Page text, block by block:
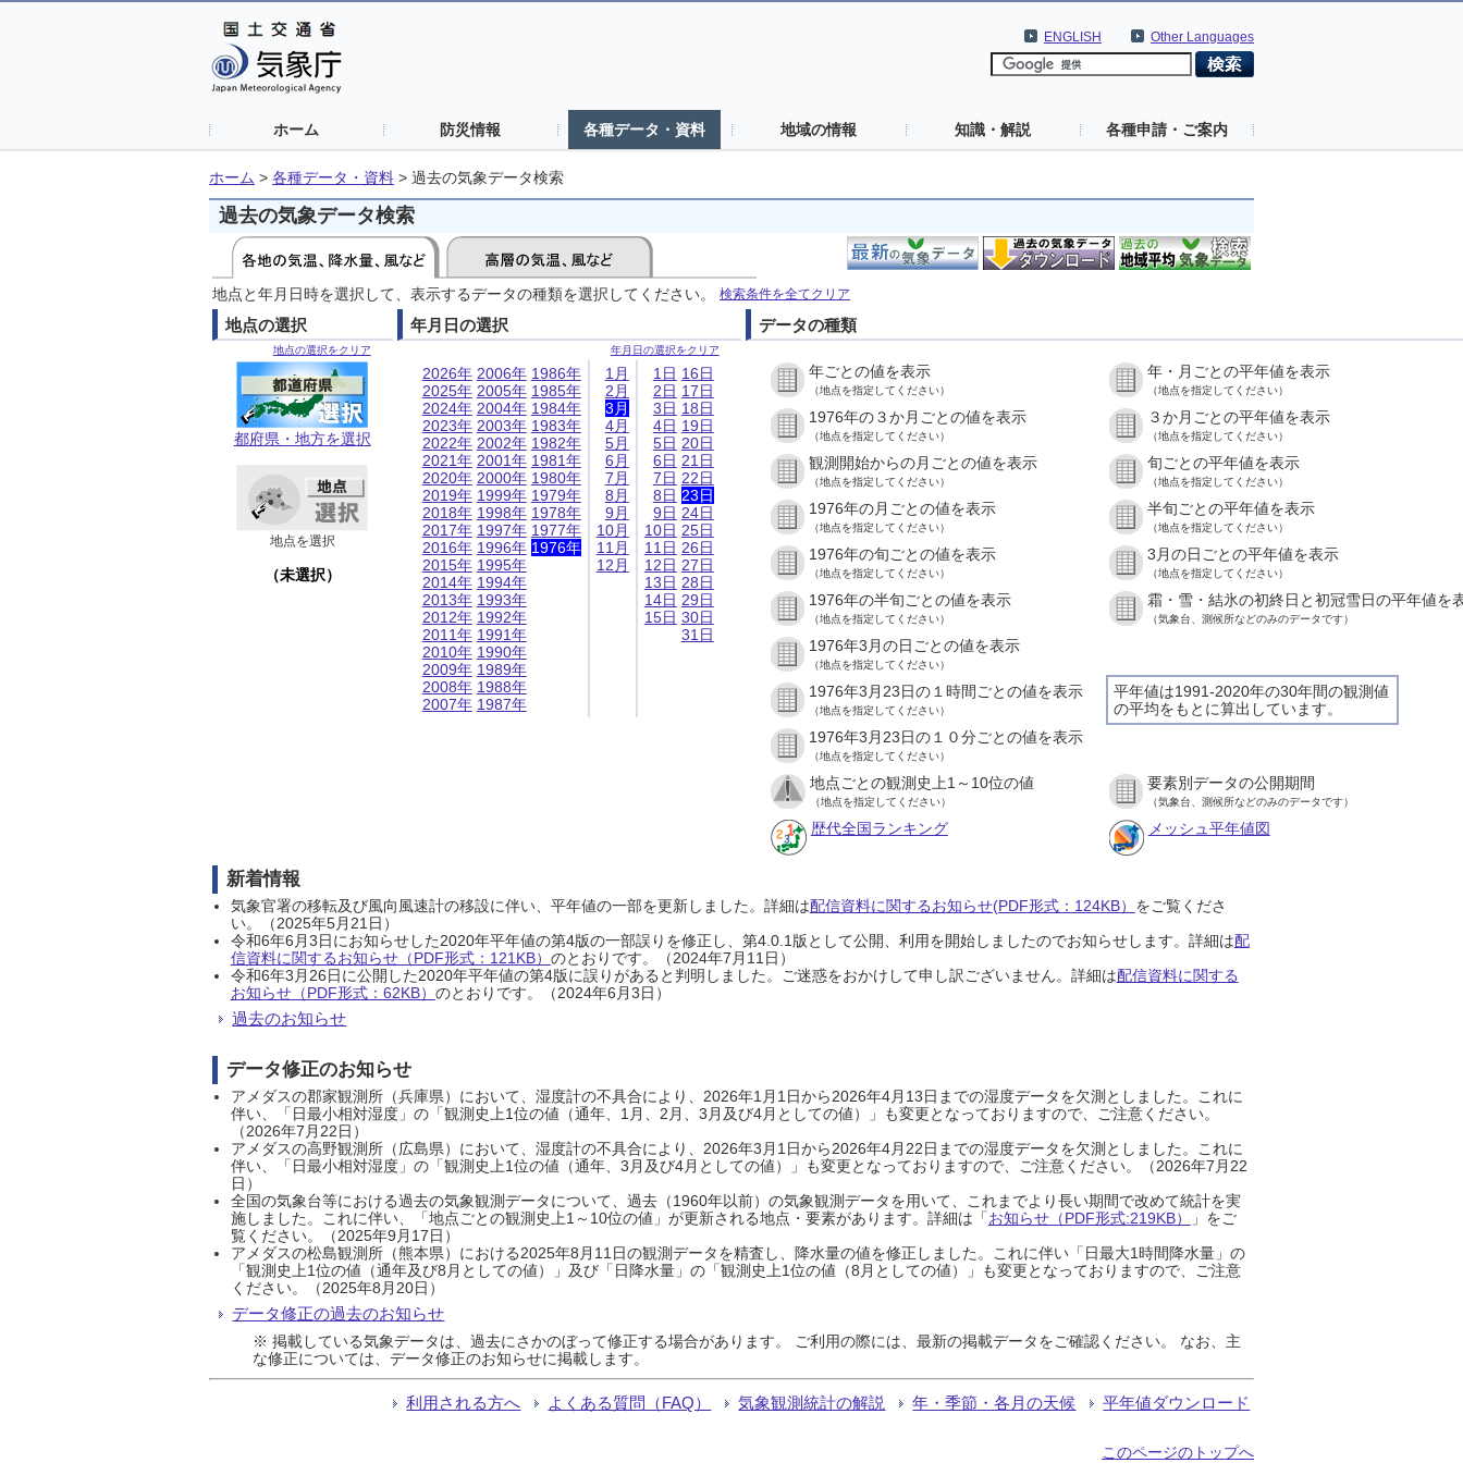
Other Languages
ENGLISH
ホーム 防災情報 各種データ・資料 地域の情報 知識・解説 各種申請・ご案内
ホーム > 各種データ・資料 > 過去の気象データ検索
過去の気象データ検索
地点と年月日時を選択して、表示するデータの種類を選択してください。 検索条件を全てクリア
地点の選択
地点の選択をクリア
都府県・地方を選択
地点を選択
（未選択）
年月日の選択
年月日の選択をクリア
2026年
2025年
2024年
2023年
2022年
2021年
2020年
2019年
2018年
2017年
2016年
2015年
2014年
2013年
2012年
2011年
2010年
2009年
2008年
2007年
2006年
2005年
2004年
2003年
2002年
2001年
2000年
1999年
1998年
1997年
1996年
1995年
1994年
1993年
1992年
1991年
1990年
1989年
1988年
1987年
1986年
1985年
1984年
1983年
1982年
1981年
1980年
1979年
1978年
1977年
1976年
1月
2月
3月
4月
5月
6月
7月
8月
9月
10月
11月
12月
1日
2日
3日
4日
5日
6日
7日
8日
9日
10日
11日
12日
13日
14日
15日
16日
17日
18日
19日
20日
21日
22日
23日
24日
25日
26日
27日
28日
29日
30日
31日
データの種類
年ごとの値を表示
（地点を指定してください）
年・月ごとの平年値を表示
（地点を指定してください）
1976年の３か月ごとの値を表示
（地点を指定してください）
３か月ごとの平年値を表示
（地点を指定してください）
観測開始からの月ごとの値を表示
（地点を指定してください）
旬ごとの平年値を表示
（地点を指定してください）
1976年の月ごとの値を表示
（地点を指定してください）
半旬ごとの平年値を表示
（地点を指定してください）
1976年の旬ごとの値を表示
（地点を指定してください）
3月の日ごとの平年値を表示
（地点を指定してください）
1976年の半旬ごとの値を表示
（地点を指定してください）
霜・雪・結氷の初終日と初冠雪日の平年値を
（気象台、測候所などのみのデータです）
1976年3月の日ごとの値を表示
（地点を指定してください）
平年値は1991-2020年の30年間の観測値
の平均をもとに算出しています。
1976年3月23日の１時間ごとの値を表示
（地点を指定してください）
1976年3月23日の１０分ごとの値を表示
（地点を指定してください）
地点ごとの観測史上1～10位の値
（地点を指定してください）
要素別データの公開期間
（気象台、測候所などのみのデータです）
歴代全国ランキング メッシュ平年値図
新着情報
気象官署の移転及び風向風速計の移設に伴い、平年値の一部を更新しました。詳細は配信資料に関するお知らせ(PDF形式：124KB） をご覧くださ
い。（2025年5月21日）
令和6年6月3日にお知らせした2020年平年値の第4版の一部誤りを修正し、第4.0.1版として公開、利用を開始しましたのでお知らせします。詳細は配
信資料に関するお知らせ（PDF形式：121KB） のとおりです。（2024年7月11日）
令和6年3月26日に公開した2020年平年値の第4版に誤りがあると判明しました。ご迷惑をおかけして申し訳ございません。詳細は配信資料に関する
お知らせ（PDF形式：62KB） のとおりです。（2024年6月3日）
過去のお知らせ
データ修正のお知らせ
アメダスの郡家観測所（兵庫県）において、湿度計の不具合により、2026年1月1日から2026年4月13日までの湿度データを欠測としました。これに
伴い、「日最小相対湿度」の「観測史上1位の値（通年、1月、2月、3月及び4月としての値）」も変更となっておりますので、ご注意ください。
（2026年7月22日）
アメダスの高野観測所（広島県）において、湿度計の不具合により、2026年3月1日から2026年4月22日までの湿度データを欠測としました。これに
伴い、「日最小相対湿度」の「観測史上1位の値（通年、3月及び4月としての値）」も変更となっておりますので、ご注意ください。（2026年7月22
日）
全国の気象台等における過去の気象観測データについて、過去（1960年以前）の気象観測データを用いて、これまでより長い期間で改めて統計を実
施しました。これに伴い、「地点ごとの観測史上1～10位の値」が更新される地点・要素があります。詳細は「お知らせ（PDF形式:219KB）
」をご
覧ください。（2025年9月17日）
アメダスの松島観測所（熊本県）における2025年8月11日の観測データを精査し、降水量の値を修正しました。これに伴い「日最大1時間降水量」の
「観測史上1位の値（通年及び8月としての値）」及び「日降水量」の「観測史上1位の値（8月としての値）」も変更となっておりますので、ご注意
ください。（2025年8月20日）
データ修正の過去のお知らせ
※ 掲載している気象データは、過去にさかのぼって修正する場合があります。 ご利用の際には、最新の掲載データをご確認ください。 なお、主
な修正については、データ修正のお知らせに掲載します。
利用される方へ よくある質問（FAQ） 気象観測統計の解説 年・季節・各月の天候 平年値ダウンロード
このページのトップへ